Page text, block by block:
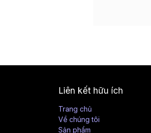
Liên kết hữu ích
Trang chủ
Về chúng tôi
Sản phẩm